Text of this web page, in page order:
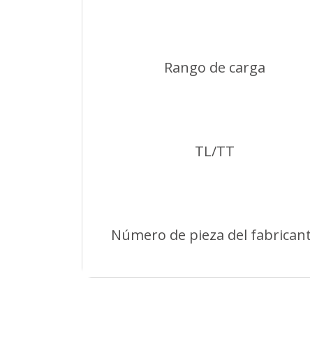
Rango de carga
TL/TT
Número de pieza del